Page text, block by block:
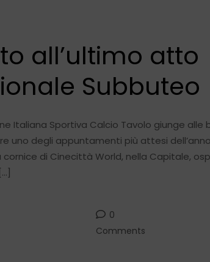
all’ultimo atto
Subbuteo
Italiana Sportiva Calcio Tavolo giunge
uno degli appuntamenti più attesi
di Cinecittà World, nella Capitale,
0
Comments